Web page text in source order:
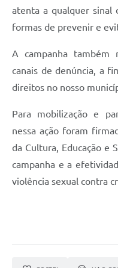
atenta a qualquer sinal
formas de prevenir e
A campanha também
canais de denúncia, a
direitos no nosso
Para mobilização e
nessa ação foram
da Cultura, Educação e
campanha e a
violência sexual contra